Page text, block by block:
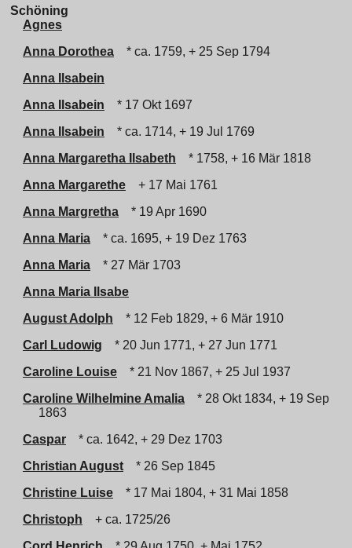
Schöning
Agnes
Anna Dorothea
* ca. 1759, + 25 Sep 1794
Anna Ilsabein
Anna Ilsabein
* 17 Okt 1697
Anna Ilsabein
* ca. 1714, + 19 Jul 1769
Anna Margaretha Ilsabeth
* 1758, + 16 Mär 1818
Anna Margarethe
+ 17 Mai 1761
Anna Margretha
* 19 Apr 1690
Anna Maria
* ca. 1695, + 19 Dez 1763
Anna Maria
* 27 Mär 1703
Anna Maria Ilsabe
August Adolph
* 12 Feb 1829, + 6 Mär 1910
Carl Ludowig
* 20 Jun 1771, + 27 Jun 1771
Caroline Louise
* 21 Nov 1867, + 25 Jul 1937
Caroline Wilhelmine Amalia
* 28 Okt 1834, + 19 Sep
1863
Caspar
* ca. 1642, + 29 Dez 1703
Christian August
* 26 Sep 1845
Christine Luise
* 17 Mai 1804, + 31 Mai 1858
Christoph
+ ca. 1725/26